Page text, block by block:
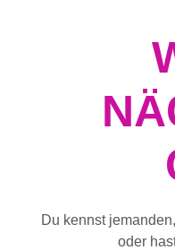
Du kennst
oder